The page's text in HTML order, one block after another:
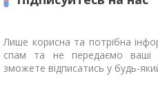
Лише корисна та потрібна
спам та не передаємо ваші
зможете відписатись у будь-